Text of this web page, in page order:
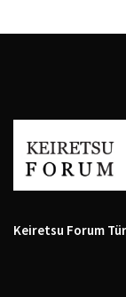
Keiretsu Forum